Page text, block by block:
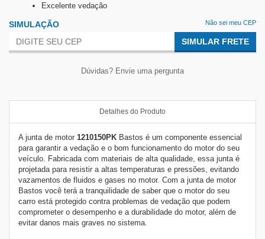
Excelente vedação
SIMULAÇÃO Não sei meu CEP
SIMULAR FRETE
Dúvidas? Envie uma pergunta
Detalhes do Produto
A junta de motor 1210150PK Bastos é um componente essencial
para garantir a vedação e o bom funcionamento do motor do seu
veículo. Fabricada com materiais de alta qualidade, essa junta é
projetada para resistir a altas temperaturas e pressões, evitando
vazamentos de fluidos e gases no motor. Com a junta de motor
Bastos você terá a tranquilidade de saber que o motor do seu
carro está protegido contra problemas de vedação que podem
comprometer o desempenho e a durabilidade do motor, além de
evitar danos mais graves no sistema.